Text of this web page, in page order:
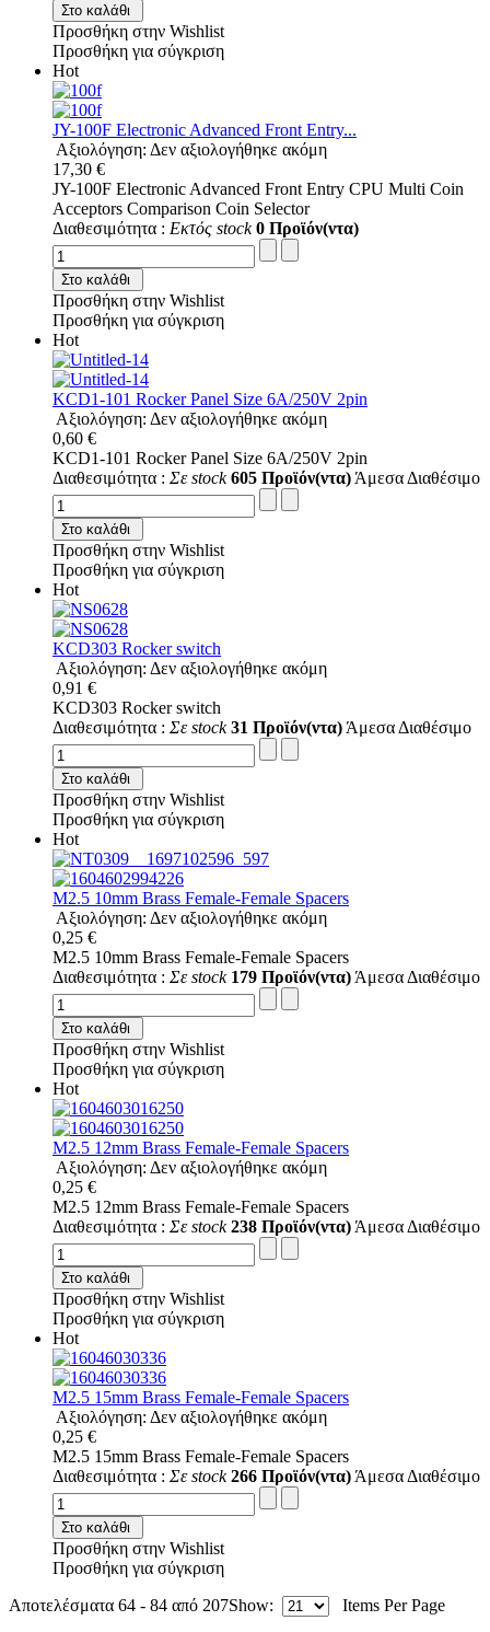
Στο καλάθι
Προσθήκη στην Wishlist
Προσθήκη για σύγκριση
Hot
JY-100F Electronic Advanced Front Entry...
Αξιολόγηση: Δεν αξιολογήθηκε ακόμη
17,30 €
JY-100F Electronic Advanced Front Entry CPU Multi Coin
Acceptors Comparison Coin Selector
Διαθεσιμότητα : Εκτός stock 0 Προϊόν(ντα)
Στο καλάθι
Προσθήκη στην Wishlist
Προσθήκη για σύγκριση
Hot
KCD1-101 Rocker Panel Size 6A/250V 2pin
Αξιολόγηση: Δεν αξιολογήθηκε ακόμη
0,60 €
KCD1-101 Rocker Panel Size 6A/250V 2pin
Διαθεσιμότητα : Σε stock 605 Προϊόν(ντα) Άμεσα Διαθέσιμο
Στο καλάθι
Προσθήκη στην Wishlist
Προσθήκη για σύγκριση
Hot
KCD303 Rocker switch
Αξιολόγηση: Δεν αξιολογήθηκε ακόμη
0,91 €
KCD303 Rocker switch
Διαθεσιμότητα : Σε stock 31 Προϊόν(ντα) Άμεσα Διαθέσιμο
Στο καλάθι
Προσθήκη στην Wishlist
Προσθήκη για σύγκριση
Hot
M2.5 10mm Brass Female-Female Spacers
Αξιολόγηση: Δεν αξιολογήθηκε ακόμη
0,25 €
M2.5 10mm Brass Female-Female Spacers
Διαθεσιμότητα : Σε stock 179 Προϊόν(ντα) Άμεσα Διαθέσιμο
Στο καλάθι
Προσθήκη στην Wishlist
Προσθήκη για σύγκριση
Hot
M2.5 12mm Brass Female-Female Spacers
Αξιολόγηση: Δεν αξιολογήθηκε ακόμη
0,25 €
M2.5 12mm Brass Female-Female Spacers
Διαθεσιμότητα : Σε stock 238 Προϊόν(ντα) Άμεσα Διαθέσιμο
Στο καλάθι
Προσθήκη στην Wishlist
Προσθήκη για σύγκριση
Hot
M2.5 15mm Brass Female-Female Spacers
Αξιολόγηση: Δεν αξιολογήθηκε ακόμη
0,25 €
M2.5 15mm Brass Female-Female Spacers
Διαθεσιμότητα : Σε stock 266 Προϊόν(ντα) Άμεσα Διαθέσιμο
Στο καλάθι
Προσθήκη στην Wishlist
Προσθήκη για σύγκριση
Αποτελέσματα 64 - 84 από 207Show: Items Per Page